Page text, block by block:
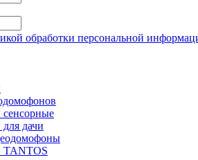
обработки персональной
дачи
TANTOS